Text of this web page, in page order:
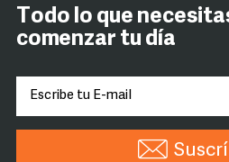
Todo lo que
comenzar tu día